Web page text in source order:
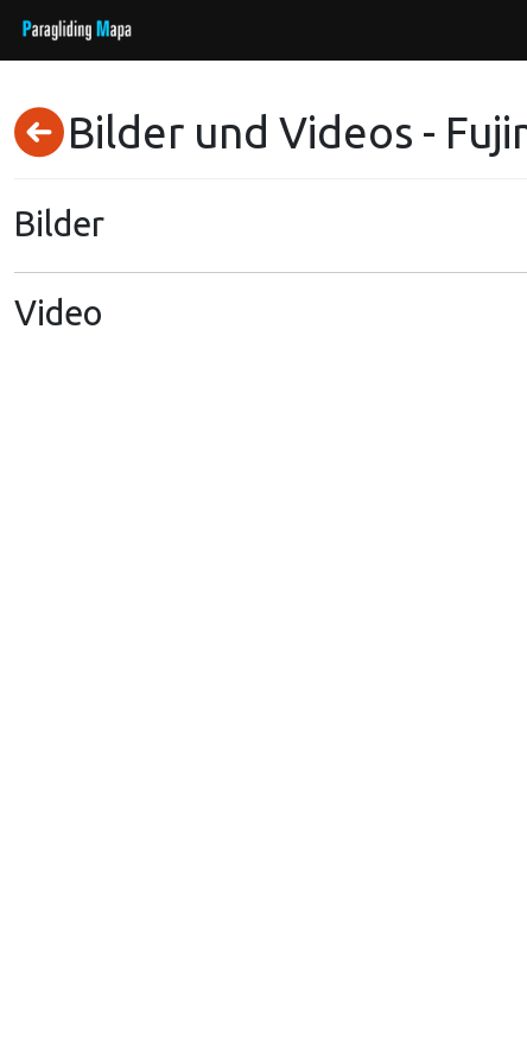
Bilder und Videos -
Bilder
Video